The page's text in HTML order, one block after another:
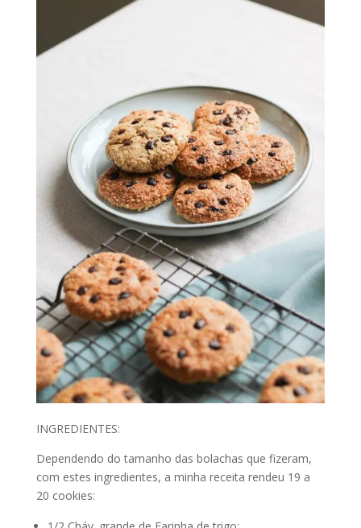
INGREDIENTES:
Dependendo do tamanho das bolachas que fizeram,
com estes ingredientes, a minha receita rendeu 19 a
20 cookies: